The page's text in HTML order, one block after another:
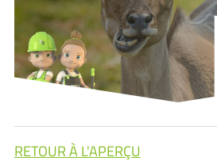
RETOUR À L'APERÇU